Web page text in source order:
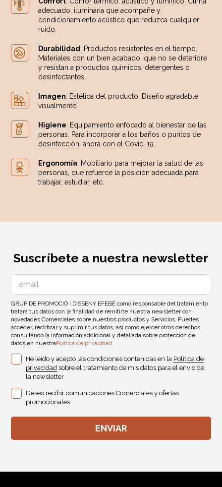
adecuado, iluminaria que acompañe y
condicionamiento acústico que reduzca cualquier
ruido.
Durabilidad : Productos resistentes en el tiempo.
Materiales con un bien acabado, que no se deteriore
y resistan a productos químicos, detergentes o
desinfectantes.
Imagen: Estética del producto. Diseño agradable
visualmente.
Higiene: Equipamiento enfocado al bienestar de las
personas. Para incorporar a los baños o puntos de
desinfección, ahora con el Covid-19.
Ergonomía: Mobiliario para mejorar la salud de las
personas, que refuerce la posición adecuada para
trabajar, estudiar, etc.
Suscríbete a nuestra newsletter
GRUP DE PROMOCIÓ I DISSENY EFEBÉ como responsable del tratamiento
tratará tus datos con la finalidad de remitirte nuestra newsletter con
novedades Comerciales sobre nuestros productos y Servicios. Puedes
acceder, rectificar y suprimir tus datos, así como ejercer otros derechos
consultando la información addicional y detallada sobre protección de
datos en nuestraPolítica de privacidad.
He leído y acepto las condiciones contenidas en la Política de
privacidad sobre el tratamiento de mis datos para el envio de
la newsletter.
Deseo recibir comunicaciones Comerciales y ofertas
promocionales